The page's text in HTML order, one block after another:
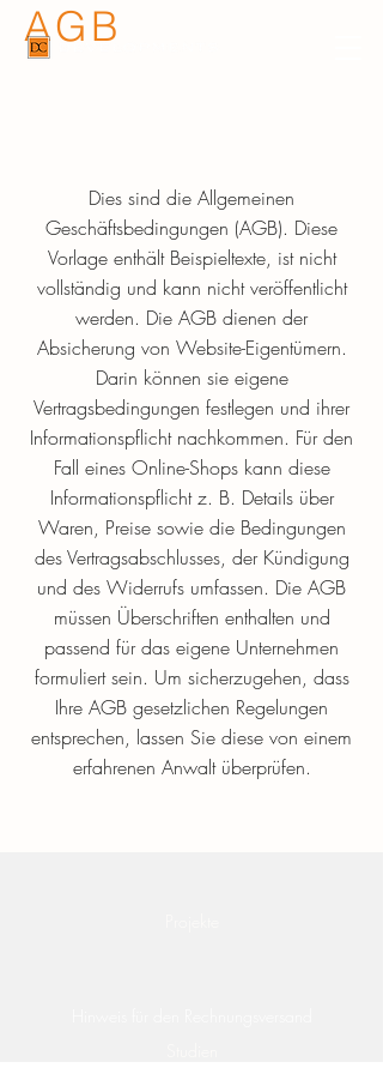
AGB
Dies sind die Allgemeinen
Geschäftsbedingungen (AGB). Diese
Vorlage enthält Beispieltexte, ist nicht
vollständig und kann nicht veröffentlicht
werden. Die AGB dienen der
Absicherung von Website-Eigentümern.
Darin können sie eigene
Vertragsbedingungen festlegen und ihrer
Informationspflicht nachkommen. Für den
Fall eines Online-Shops kann diese
Informationspflicht z. B. Details über
Waren, Preise sowie die Bedingungen
des Vertragsabschlusses, der Kündigung
und des Widerrufs umfassen. Die AGB
müssen Überschriften enthalten und
passend für das eigene Unternehmen
formuliert sein. Um sicherzugehen, dass
Ihre AGB gesetzlichen Regelungen
entsprechen, lassen Sie diese von einem
erfahrenen Anwalt überprüfen.